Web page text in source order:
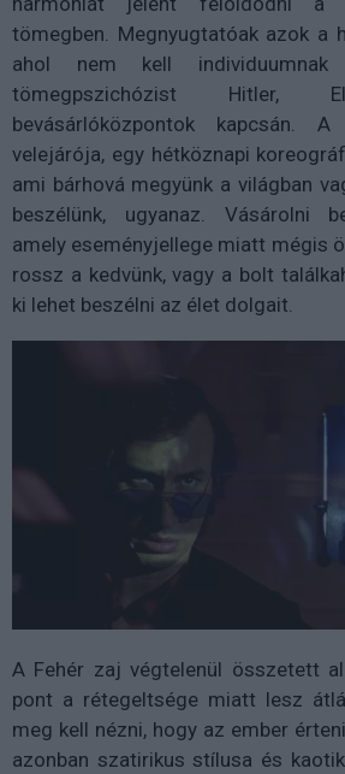
tömegben. Megnyugtatóak azok a
ahol nem kell
tömegpszichózist
bevásárlóközpontok kapcsán.
velejárója, egy hétköznapi
ami bárhová megyünk a világban
beszélünk, ugyanaz. Vásárolni
amely eseményjellege miatt mégis
rossz a kedvünk, vagy a bolt
ki lehet beszélni az élet dolgait.
A Fehér zaj végtelenül összetett
pont a rétegeltsége miatt lesz
meg kell nézni, hogy az ember
azonban szatirikus stílusa és